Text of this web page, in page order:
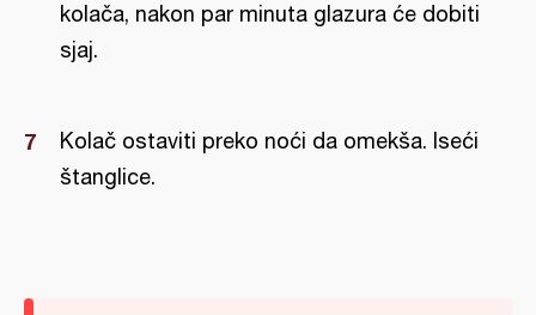
kolača, nakon par minuta glazura će dobiti
sjaj.
Kolač ostaviti preko noći da omekša. Iseći
štanglice.